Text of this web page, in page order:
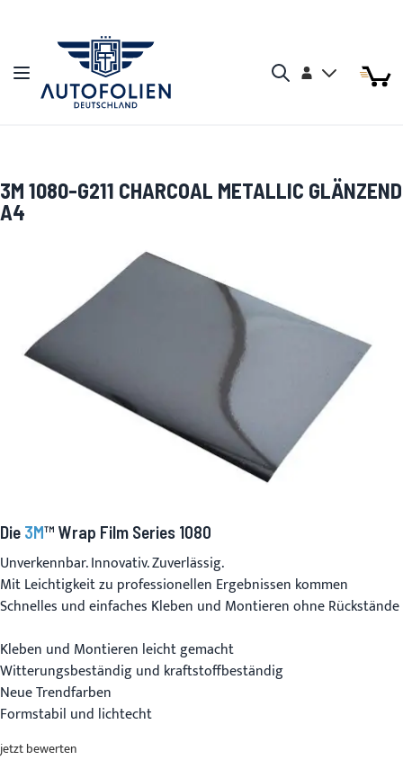
Navigation umschalten Konto Mein
Die 3M™ Wrap Film Series 1080
Unverkennbar. Innovativ. Zuverlässig.
Mit Leichtigkeit zu professionellen Ergebnissen kommen
Schnelles und einfaches Kleben und Montieren ohne Rückstände
Kleben und Montieren leicht gemacht
Witterungsbeständig und kraftstoffbeständig
Neue Trendfarben
Formstabil und lichtecht
3M 1080-G211 CHARCOAL METALLIC GLÄNZEND
A4
jetzt bewerten